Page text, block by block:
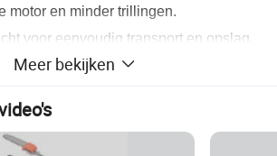
motor en minder trillingen.
voor eenvoudig transport en opslag.
luchtfilterdeksel.
de elektronische bobine en de
maakt het mogelijk de motor met
Meer bekijken